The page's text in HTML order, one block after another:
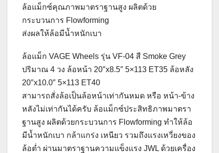
ล้อแม็กซ์คุณภาพมาตราฐานสูง ผลิตด้วย
กระบวนการ Flowforming
ส่งผลให้ล้อมีน้ำหนักเบา
ล้อแม็ก VAGE Wheels รุ่น VF-04 สี Smoke Grey
ปริมาณ 4 วง ล้อหน้า 20″x8.5″ 5×113 ET35 ล้อหลัง
20″x10.0″ 5×113 ET40
สามารถสั่งล้อเป็นล้อหน้าเท่ากันหมด หรือ หน้า-ข้าง
หลังไม่เท่ากันได้ครับ ล้อแม็กซ์ประสิทธิภาพมาตรา
ฐานสูง ผลิตด้วยกระบวนการ Flowforming ทำให้ล้อ
มีน้ำหนักเบา กล้าแกร่ง เหนียว รวมถึงแรงเหวี่ยงของ
ล้อต่ำ ผ่านมาตราฐานความแข็งแรง JWL ด้วยเครื่อง